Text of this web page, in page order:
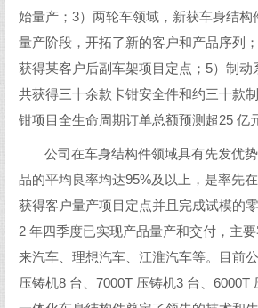
始量产；3）两轮车领域，新获车身结构
量产阶段，开拓了新的客户和产品序列
获得某客户后副车架项目定点；5）制动
共获得三十余款卡钳安全件和约三十款
钳项目全生命周期订单总额预测超25 亿
公司在车身结构件领域具有先发优
品的平均良率均达95%及以上，是率先
获得客户量产项目定点并且完成试模的
2 年四季度已实现产品量产和交付，主
来汽车、理想汽车、江淮汽车等。目前
压铸机8 台、7000T 压铸机3 台、6000T